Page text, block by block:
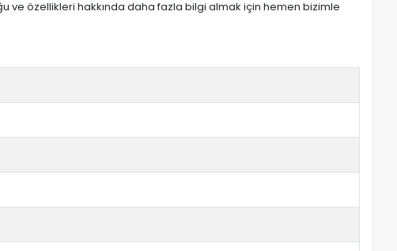
ve özellikleri hakkında daha fazla bilgi almak için hemen bizimle